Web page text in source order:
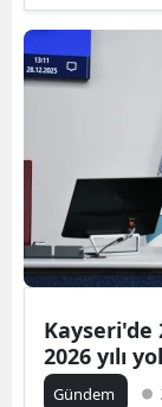
Kayseri'de
2026 yılı
Gündem